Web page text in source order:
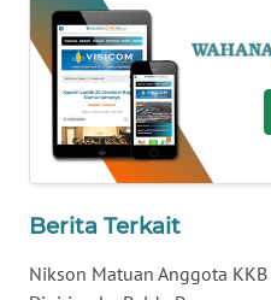
Berita Terkait
Nikson Matuan Anggota
JATIM
WN
BALI
WN
KALBAR
KALTENG